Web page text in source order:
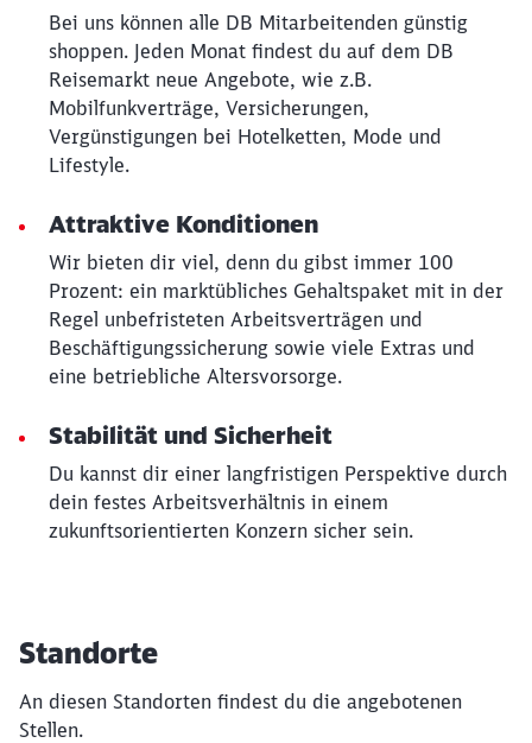
Bei uns können alle DB Mitarbeitenden günstig
shoppen. Jeden Monat findest du auf dem DB
Reisemarkt neue Angebote, wie z.B.
Mobilfunkverträge, Versicherungen,
Vergünstigungen bei Hotelketten, Mode und
Lifestyle.
Attraktive Konditionen
Wir bieten dir viel, denn du gibst immer 100
Prozent: ein marktübliches Gehaltspaket mit in der
Regel unbefristeten Arbeitsverträgen und
Beschäftigungssicherung sowie viele Extras und
eine betriebliche Altersvorsorge.
Stabilität und Sicherheit
Du kannst dir einer langfristigen Perspektive durch
dein festes Arbeitsverhältnis in einem
zukunftsorientierten Konzern sicher sein.
Standorte
An diesen Standorten findest du die angebotenen
Stellen.